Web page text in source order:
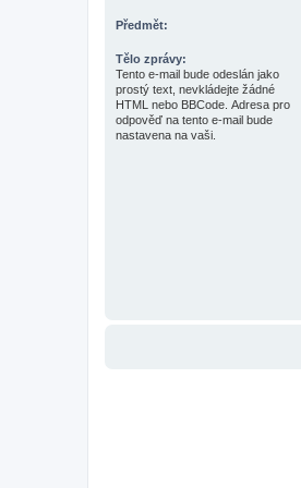
Předmět:
Tělo zprávy:
Tento e-mail bude odeslán jako
prostý text, nevkládejte žádné
HTML nebo BBCode. Adresa pro
odpověď na tento e-mail bude
nastavena na vaši.